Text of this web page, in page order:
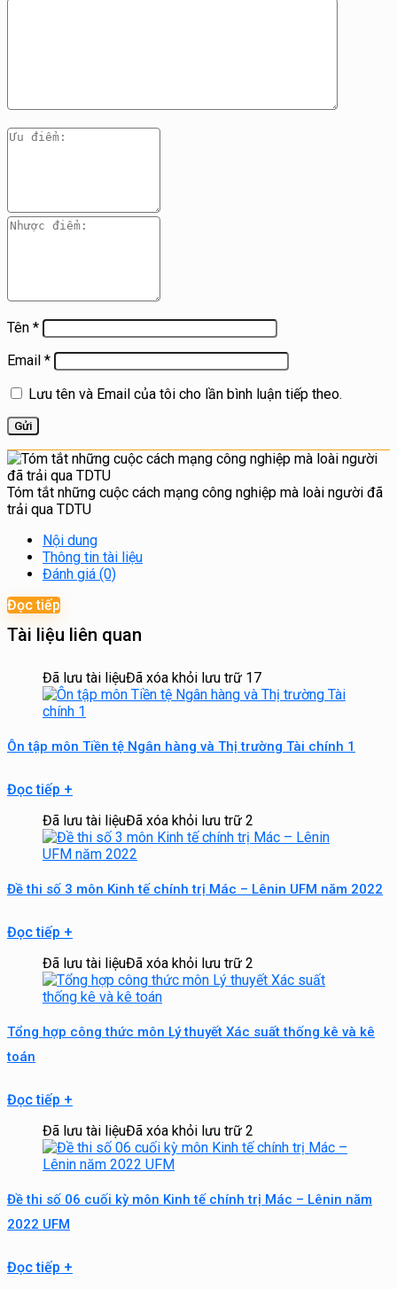
Tên *
Email *
Lưu tên và Email của tôi cho lần bình luận tiếp theo.
Tóm tắt những cuộc cách mạng công nghiệp mà loài người đã
trải qua TDTU
Nội dung
Thông tin tài liệu
Đánh giá (0)
Đọc tiếp
Tài liệu liên quan
Đã lưu tài liệuĐã xóa khỏi lưu trữ 17
Ôn tập môn Tiền tệ Ngân hàng và Thị trường Tài chính 1
Đọc tiếp +
Đã lưu tài liệuĐã xóa khỏi lưu trữ 2
Đề thi số 3 môn Kinh tế chính trị Mác – Lênin UFM năm 2022
Đọc tiếp +
Đã lưu tài liệuĐã xóa khỏi lưu trữ 2
Tổng hợp công thức môn Lý thuyết Xác suất thống kê và kê
toán
Đọc tiếp +
Đã lưu tài liệuĐã xóa khỏi lưu trữ 2
Đề thi số 06 cuối kỳ môn Kinh tế chính trị Mác – Lênin năm
2022 UFM
Đọc tiếp +